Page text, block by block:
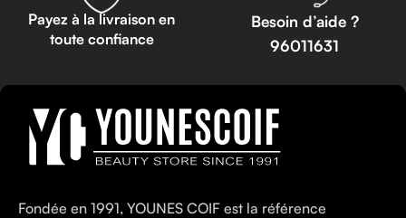
Payez à la livraison en
toute confiance
Besoin d’aide ?
96011631
Fondée en 1991, YOUNES COIF est la référence